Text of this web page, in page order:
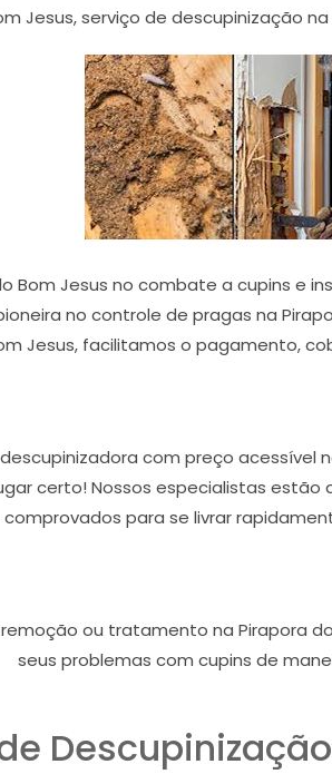
Jesus, serviço de descupinização
Bom Jesus no combate a cupins e
no controle de pragas na
Jesus, facilitamos o pagamento,
com preço acessível
certo! Nossos especialistas
para se livrar
ou tratamento na Pirapora
seus problemas com cupins de